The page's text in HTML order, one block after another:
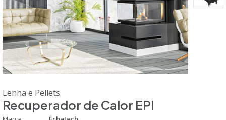
Lenha e Pellets
Recuperador de Calor EPI